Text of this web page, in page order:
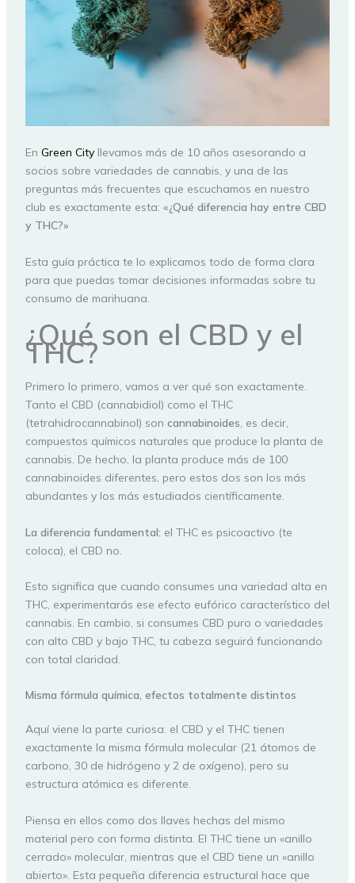
En Green Cityllevamos más de 10 años asesorando a
socios sobre variedades de cannabis, y una de las
preguntas más frecuentes que escuchamos en nuestro
club es exactamente esta: «¿Qué diferencia hay entre CBD
y THC?»
Esta guía práctica te lo explicamos todo de forma clara
para que puedas tomar decisiones informadas sobre tu
consumo de marihuana.
¿Qué son el CBD y el
THC?
Primero lo primero, vamos a ver qué son exactamente.
Tanto el CBD (cannabidiol) como el THC
(tetrahidrocannabinol) son cannabinoides, es decir,
compuestos químicos naturales que produce la planta de
cannabis. De hecho, la planta produce más de 100
cannabinoides diferentes, pero estos dos son los más
abundantes y los más estudiados científicamente.
La diferencia fundamental: el THC es psicoactivo (te
coloca), el CBD no.
Esto significa que cuando consumes una variedad alta en
THC, experimentarás ese efecto eufórico característico del
cannabis. En cambio, si consumes CBD puro o variedades
con alto CBD y bajo THC, tu cabeza seguirá funcionando
con total claridad.
Misma fórmula química, efectos totalmente distintos
Aquí viene la parte curiosa: el CBD y el THC tienen
exactamente la misma fórmula molecular (21 átomos de
carbono, 30 de hidrógeno y 2 de oxígeno), pero su
estructura atómica es diferente.
Piensa en ellos como dos llaves hechas del mismo
material pero con forma distinta. El THC tiene un «anillo
cerrado» molecular, mientras que el CBD tiene un «anillo
abierto». Esta pequeña diferencia estructural hace que